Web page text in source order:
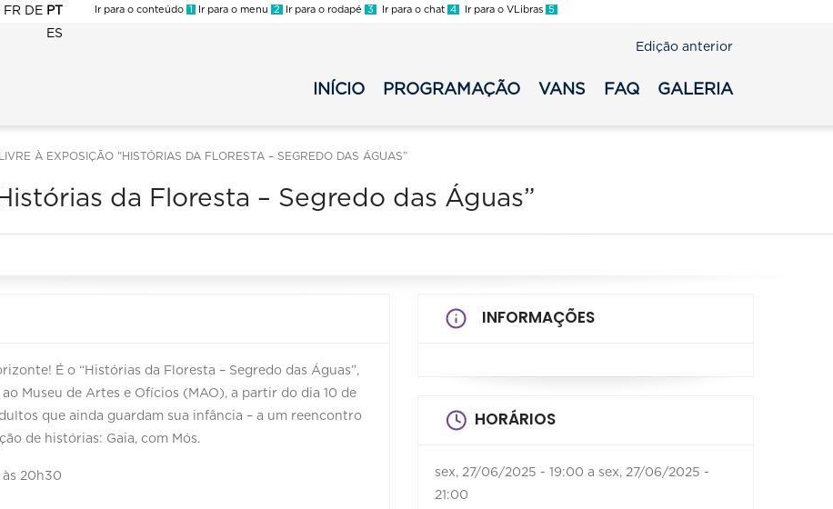
FR DE PT
ES
Ir para o conteúdo 1 Ir para o menu 2 Ir para o rodapé 3 Ir para o chat 4 Ir para o VLibras 5
Secundario
Noturno
2025
Edição anterior
Menu
Principal
Noturno
-
2025
INÍCIO PROGRAMAÇÃO VANS FAQ GALERIA
À EXPOSIÇÃO "HISTÓRIAS DA FLORESTA – SEGREDO DAS ÁGUAS”
da Floresta – Segredo das Águas”
É o “Histórias da Floresta – Segredo das Águas”,
Museu de Artes e Ofícios (MAO), a partir do dia 10 de
que ainda guardam sua infância – a um reencontro
de histórias: Gaia, com Mós.
às 20h30
INFORMAÇÕES
HORÁRIOS
sex, 27/06/2025 - 19:00 a sex, 27/06/2025 -
21:00